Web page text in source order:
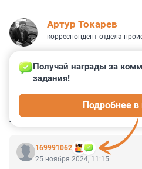
Артур Токарев
корреспондент отдела
КОММЕНТАРИИ 48
169991062
Получай награды за
задания!
Подробнее
25 ноября 2024, 11:15